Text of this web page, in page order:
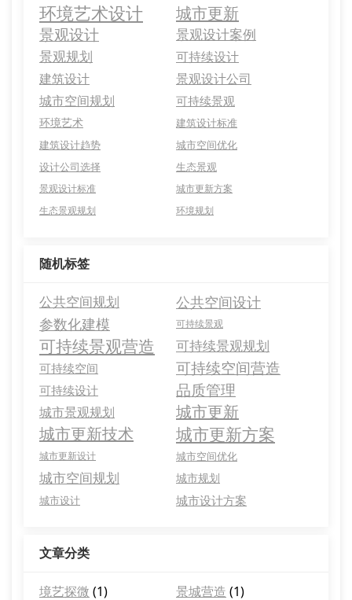
环境艺术设计 城市更新
景观设计
景观设计案例
景观规划
可持续设计
建筑设计
景观设计公司
城市空间规划
可持续景观
环境艺术
建筑设计标准
建筑设计趋势
城市空间优化
设计公司选择
生态景观
景观设计标准
城市更新方案
生态景观规划
环境规划
随机标签
公共空间规划
公共空间设计
参数化建模
可持续景观
可持续景观营造 可持续景观规划
可持续空间 可持续空间营造
可持续设计 品质管理
城市景观规划
城市更新
城市更新技术
城市更新方案
城市更新设计 城市空间优化
城市空间规划 城市规划
城市设计 城市设计方案
文章分类
境艺探微 (1) 景城营造 (1)